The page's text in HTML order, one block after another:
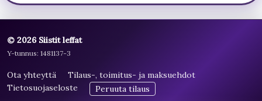
© 2026 Siistit leffat
Y-tunnus: 1481137-3
Ota yhteyttä
Tilaus-, toimitus- ja maksuehdot
Tietosuojaseloste
Peruuta tilaus